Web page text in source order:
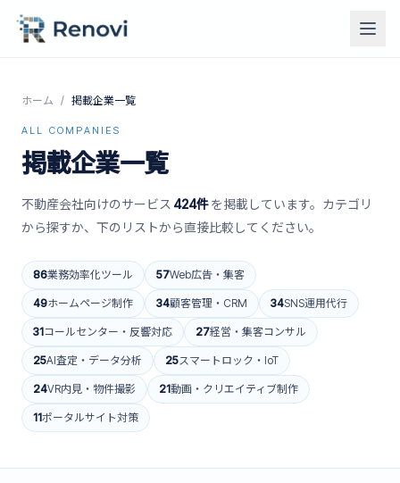
ホーム / 掲載企業一覧
ALL COMPANIES
掲載企業一覧
不動産会社向けのサービス 424件を掲載しています。カテゴリ
から探すか、下のリストから直接比較してください。
86業務効率化ツール 57Web広告・集客
49ホームページ制作 34顧客管理・CRM 34SNS運用代行
31コールセンター・反響対応 27経営・集客コンサル
25AI査定・データ分析 25スマートロック・IoT
24VR内見・物件撮影 21動画・クリエイティブ制作
11ポータルサイト対策